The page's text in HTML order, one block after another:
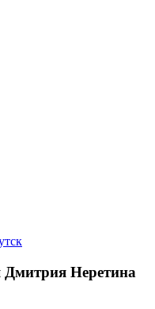
Дмитрия Неретина